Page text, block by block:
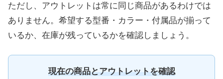
ただし、アウトレットは常に同じ商品があるわけでは
ありません。希望する型番・カラー・付属品が揃って
いるか、在庫が残っているかを確認しましょう。
現在の商品とアウトレットを確認